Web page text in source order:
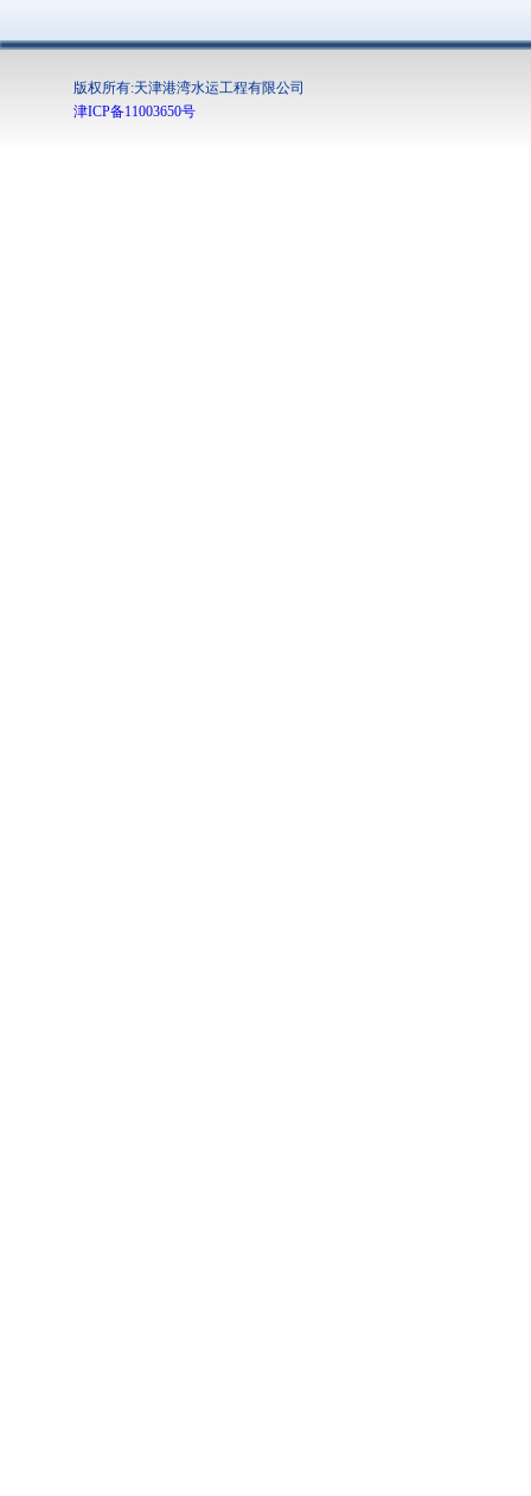
版权所有:天津港湾水运工程有限公司
津ICP备11003650号